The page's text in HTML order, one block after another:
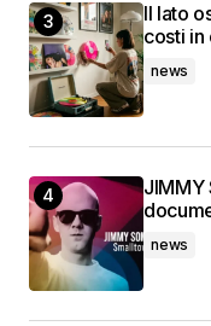
Il lato
costi in
news
JIMMY
news